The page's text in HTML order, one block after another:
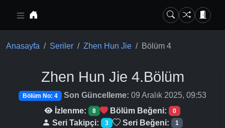
Anasayfa Seriler Zhen Hun Jie Bölüm 4
Zhen Hun Jie 4.Bölüm
Bölüm No: 4 Son Güncelleme: 09 Aralık 2025, 09:53
İzlenme:
8 Bölüm Beğeni: 0
Seri Takipçi: 3 Seri Beğeni: 1